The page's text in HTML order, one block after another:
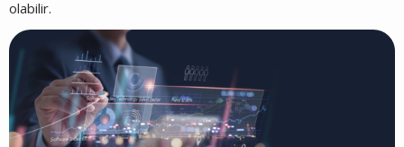
olabilir.